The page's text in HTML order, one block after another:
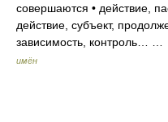
совершаются • действие,
действие, субъект,
зависимость, контроль… …
имён